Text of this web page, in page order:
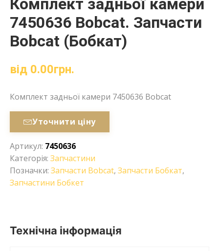
Комплект задньої камери
7450636 Bobcat. Запчасти
Bobcat (Бобкат)
від 0.00грн.
Комплект задньої камери 7450636 Bobcat
Уточнити ціну
Артикул: 7450636
Категорія: Запчастини
Позначки: Запчасти Bobcat, Запчасти Бобкат,
Запчастини Бобкет
Технічна інформація